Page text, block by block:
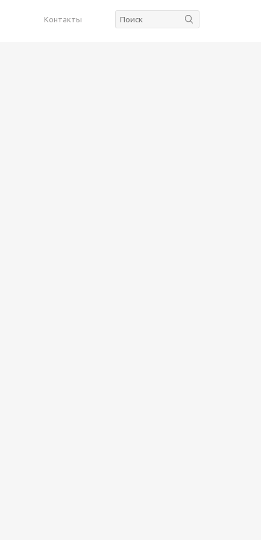
Контакты